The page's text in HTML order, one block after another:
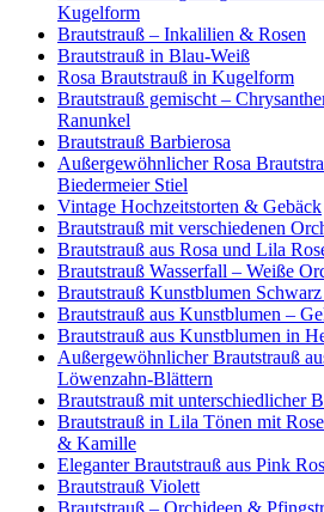
Kugelform
Brautstrauß – Inkalilien & Rosen
Brautstrauß in Blau-Weiß
Rosa Brautstrauß in Kugelform
Brautstrauß gemischt –
Ranunkel
Brautstrauß Barbierosa
Außergewöhnlicher Rosa
Biedermeier Stiel
Vintage Hochzeitstorten & Gebäck
Brautstrauß mit verschiedenen
Brautstrauß aus Rosa und Lila
Brautstrauß Wasserfall – Weiße
Brautstrauß Kunstblumen
Brautstrauß aus Kunstblumen –
Brautstrauß aus Kunstblumen in
Außergewöhnlicher Brautstrauß
Löwenzahn-Blättern
Brautstrauß mit unterschiedlicher
Brautstrauß in Lila Tönen mit
& Kamille
Eleganter Brautstrauß aus Pink
Brautstrauß Violett
Brautstrauß – Orchideen &